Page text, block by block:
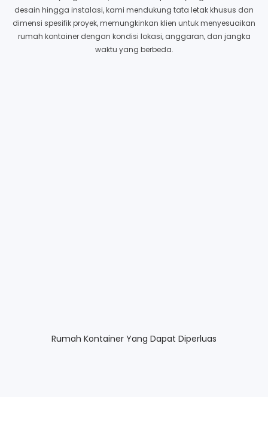
desain hingga instalasi, kami mendukung tata letak khusus dan
dimensi spesifik proyek, memungkinkan klien untuk menyesuaikan
rumah kontainer dengan kondisi lokasi, anggaran, dan jangka
waktu yang berbeda.
Rumah Kontainer Yang Dapat Diperluas